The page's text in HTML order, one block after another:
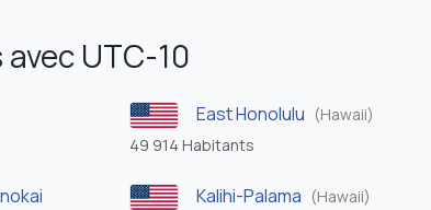
UTC-10
East Honolulu (Hawaii)
49 914 Habitants
Kalihi-Palama (Hawaii)